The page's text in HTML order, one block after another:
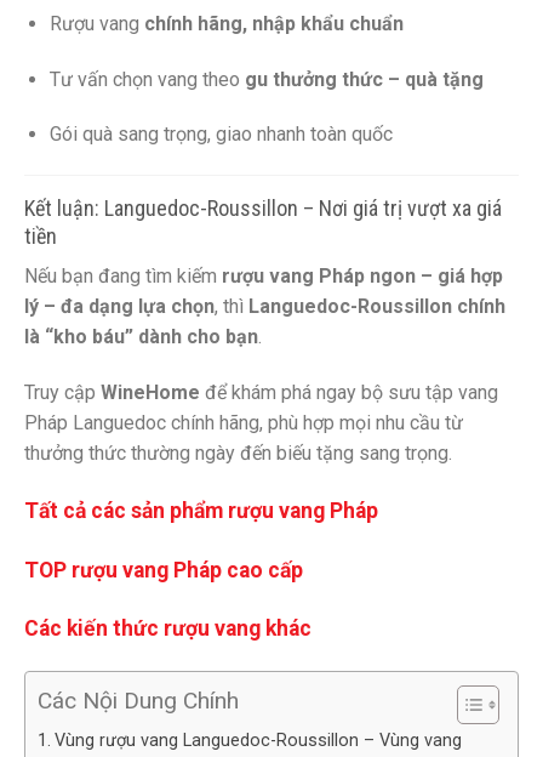
Rượu vang chính hãng, nhập khẩu chuẩn
Tư vấn chọn vang theo gu thưởng thức – quà tặng
Gói quà sang trọng, giao nhanh toàn quốc
Kết luận: Languedoc-Roussillon – Nơi giá trị vượt xa giá
tiền
Nếu bạn đang tìm kiếm rượu vang Pháp ngon – giá hợp
lý – đa dạng lựa chọn, thì Languedoc-Roussillon chính
là “kho báu” dành cho bạn.
Truy cập WineHome để khám phá ngay bộ sưu tập vang
Pháp Languedoc chính hãng, phù hợp mọi nhu cầu từ
thưởng thức thường ngày đến biếu tặng sang trọng.
Tất cả các sản phẩm rượu vang Pháp
TOP rượu vang Pháp cao cấp
Các kiến thức rượu vang khác
Các Nội Dung Chính
Vùng rượu vang Languedoc-Roussillon – Vùng vang